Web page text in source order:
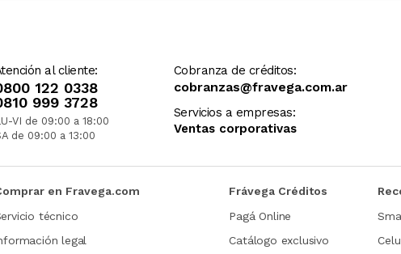
al cliente:
122 0338
999 3728
VI de 09:00 a 18:00
de 09:00 a 13:00
Cobranza de créditos:
cobranzas@fravega.com.ar
Servicios a empresas:
Ventas corporativas
en Fravega.com
técnico
legal
Frávega Créditos
Pagá Online
Catálogo exclusivo